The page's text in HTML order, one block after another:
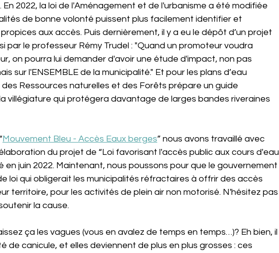
2022, la loi de l'Aménagement et de l'urbanisme a été modifiée
de bonne volonté puissent plus facilement identifier et
aux accès. Puis dernièrement, il y a eu le dépôt d’un projet
par le professeur Rémy Trudel : "Quand un promoteur voudra
on pourra lui demander d'avoir une étude d'impact, non pas
sur l'ENSEMBLE de la municipalité." Et pour les plans d’eau
des Ressources naturelles et des Forêts prépare un guide
villégiature qui protégera davantage de larges bandes riveraines
Mouvement Bleu - Accès Eaux berges” nous avons travaillé avec
du projet de “Loi favorisant l'accès public aux cours d'eau
en juin 2022. Maintenant, nous poussons pour que le gouvernement
loi qui obligerait les municipalités réfractaires à offrir des accès
territoire, pour les activités de plein air non motorisé. N'hésitez pas
la cause.
ça les vagues (vous en avalez de temps en temps…)? Eh bien, il
de canicule, et elles deviennent de plus en plus grosses : ces